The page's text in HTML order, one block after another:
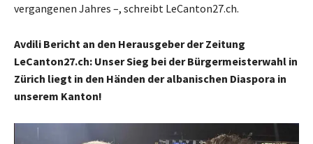
vergangenen Jahres –, schreibt LeCanton27.ch.
Avdili Bericht an den Herausgeber der Zeitung
LeCanton27.ch: Unser Sieg bei der Bürgermeisterwahl in
Zürich liegt in den Händen der albanischen Diaspora in
unserem Kanton!